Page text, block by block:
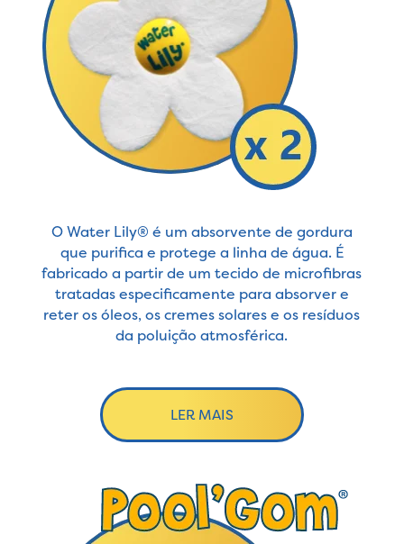
O Water Lily® é um absorvente de gordura
que purifica e protege a linha de água. É
fabricado a partir de um tecido de microfibras
tratadas especificamente para absorver e
reter os óleos, os cremes solares e os resíduos
da poluição atmosférica.
LER MAIS